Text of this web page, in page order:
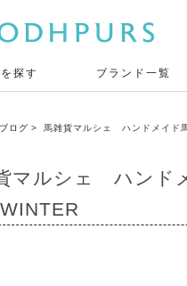
探す ブランド一覧
ブログ 馬雑貨マルシェ ハンドメイド
マルシェ ハンド